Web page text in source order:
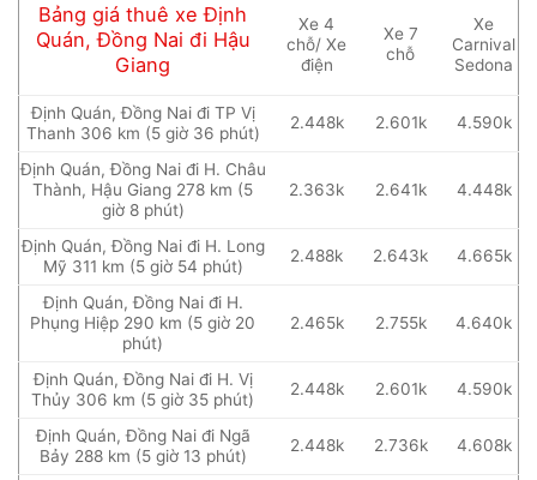
Bảng giá thuê xe Định
Quán, Đồng Nai đi Hậu
Giang
Xe 4
chỗ/ Xe
điện
Xe 7
chỗ
Xe
Carnival
Sedona
Định Quán, Đồng Nai đi TP Vị
Thanh 306 km (5 giờ 36 phút)
2.448k 2.601k 4.590k
Định Quán, Đồng Nai đi H. Châu
Thành, Hậu Giang 278 km (5
giờ 8 phút)
2.363k 2.641k 4.448k
Định Quán, Đồng Nai đi H. Long
Mỹ 311 km (5 giờ 54 phút)
2.488k 2.643k 4.665k
Định Quán, Đồng Nai đi H.
Phụng Hiệp 290 km (5 giờ 20
phút)
2.465k 2.755k 4.640k
Định Quán, Đồng Nai đi H. Vị
Thủy 306 km (5 giờ 35 phút)
2.448k 2.601k 4.590k
Định Quán, Đồng Nai đi Ngã
Bảy 288 km (5 giờ 13 phút)
2.448k 2.736k 4.608k